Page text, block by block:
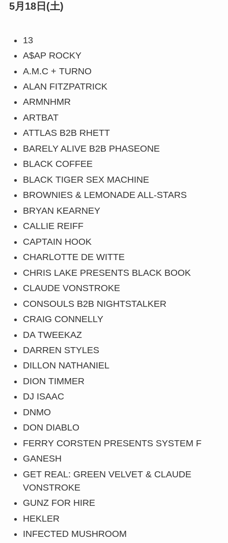
5月18日(土)
13
A$AP ROCKY
A.M.C + TURNO
ALAN FITZPATRICK
ARMNHMR
ARTBAT
ATTLAS B2B RHETT
BARELY ALIVE B2B PHASEONE
BLACK COFFEE
BLACK TIGER SEX MACHINE
BROWNIES & LEMONADE ALL-STARS
BRYAN KEARNEY
CALLIE REIFF
CAPTAIN HOOK
CHARLOTTE DE WITTE
CHRIS LAKE PRESENTS BLACK BOOK
CLAUDE VONSTROKE
CONSOULS B2B NIGHTSTALKER
CRAIG CONNELLY
DA TWEEKAZ
DARREN STYLES
DILLON NATHANIEL
DION TIMMER
DJ ISAAC
DNMO
DON DIABLO
FERRY CORSTEN PRESENTS SYSTEM F
GANESH
GET REAL: GREEN VELVET & CLAUDE
VONSTROKE
GUNZ FOR HIRE
HEKLER
INFECTED MUSHROOM